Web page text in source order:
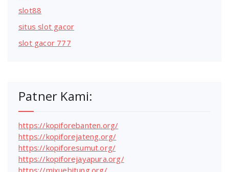
slot88
situs slot gacor
slot gacor 777
Patner Kami:
https://kopiforebanten.org/
https://kopiforejateng.org/
https://kopiforesumut.org/
https://kopiforejayapura.org/